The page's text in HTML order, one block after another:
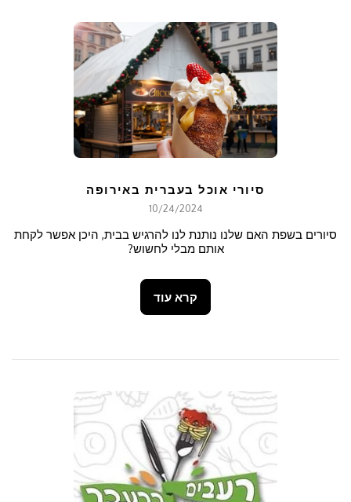
סיורי אוכל בעברית באירופה
10/24/2024
סיורים בשפת האם שלנו נותנת לנו להרגיש בבית, היכן אפשר לקחת
אותם מבלי לחשוש?
קרא עוד